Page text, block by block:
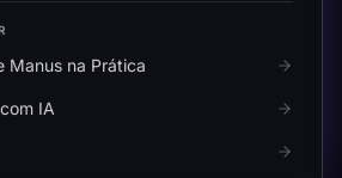
Manus na Prática
IA